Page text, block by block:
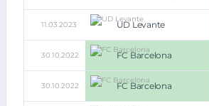
11.03.2023 UD Levante
30.10.2022 FC Barcelona
30.10.2022 FC Barcelona